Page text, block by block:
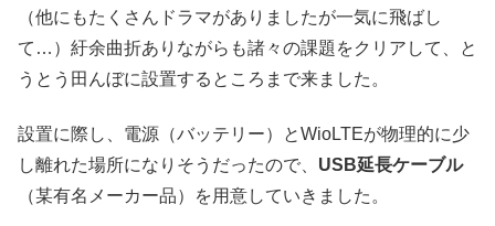
（他にもたくさんドラマがありましたが一気に飛ばし
て…）紆余曲折ありながらも諸々の課題をクリアして、と
うとう田んぼに設置するところまで来ました。
設置に際し、電源（バッテリー）とWioLTEが物理的に少
し離れた場所になりそうだったので、 USB延長ケーブル
（某有名メーカー品）を用意していきました。